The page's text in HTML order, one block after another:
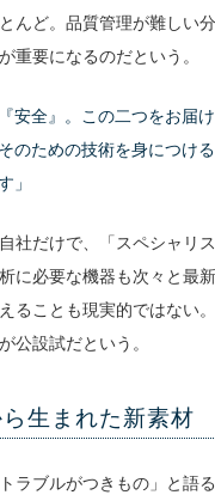
んど。品質管理が難しい
重要になるのだという。
安全』。この二つをお届
のための技術を身につけ
」
社だけで、「スペシャリ
に必要な機器も次々と最
ることも現実的ではない
公設試だという。
生まれた新素材
ラブルがつきもの」と語